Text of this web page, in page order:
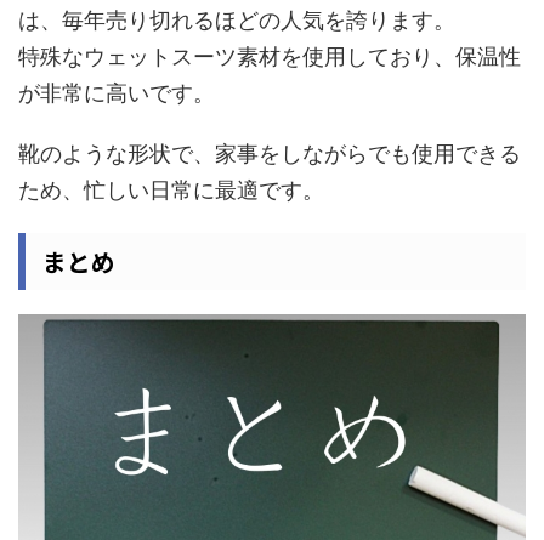
は、毎年売り切れるほどの人気を誇ります。
特殊なウェットスーツ素材を使用しており、保温性
が非常に高いです。
靴のような形状で、家事をしながらでも使用できる
ため、忙しい日常に最適です。
まとめ